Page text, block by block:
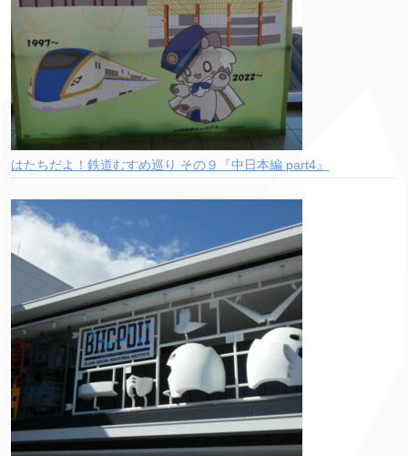
はたちだよ！鉄道むすめ巡り その９『中日本編 part4』